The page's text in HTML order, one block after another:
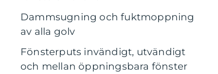
Dammsugning och fuktmoppning
av alla golv
Fönsterputs invändigt, utvändigt
och mellan öppningsbara fönster